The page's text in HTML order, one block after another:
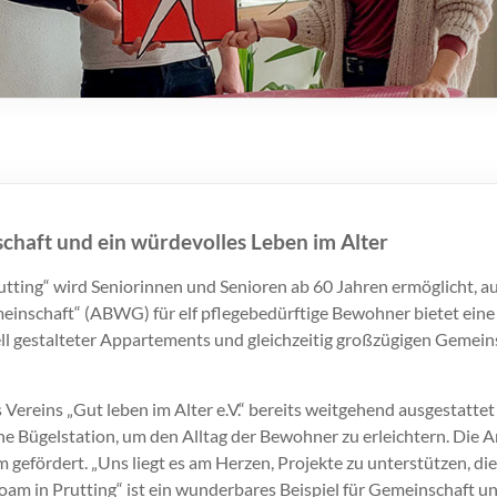
und ein würdevolles Leben im Alter
wird Seniorinnen und Senioren ab 60 Jahren ermöglicht,
(ABWG) für elf pflegebedürftige Bewohner bietet
Appartements und gleichzeitig großzügigen
„Gut leben im Alter e.V.“ bereits weitgehend
Bügelstation, um den Alltag der Bewohner zu erleichtern. Die
„Uns liegt es am Herzen, Projekte zu unterstützen,
in Prutting“ ist ein wunderbares Beispiel für Gemeinschaft